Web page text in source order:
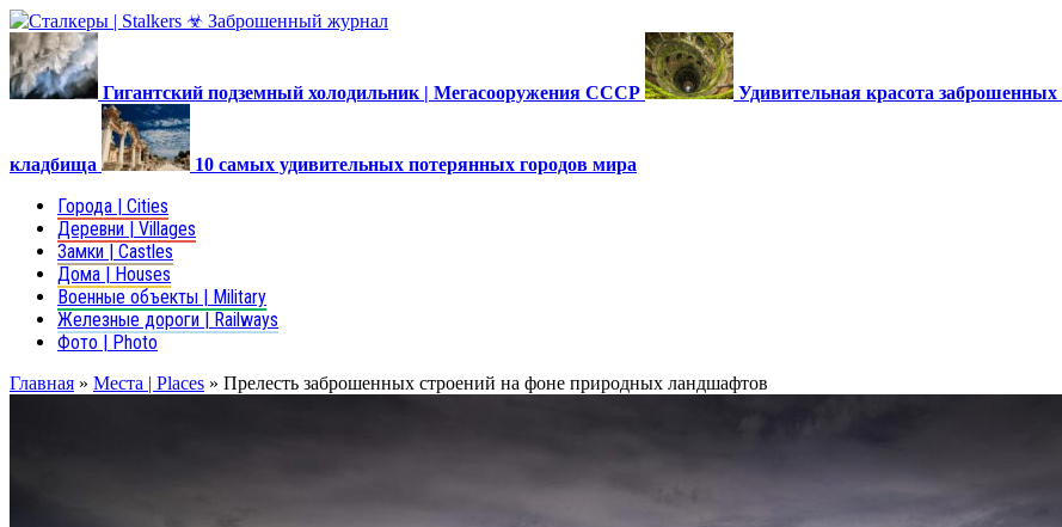
Гигантский подземный холодильник | Мегасооружения СССР Удивительная красота заброшенных
кладбища 10 самых удивительных потерянных городов мира
Города | Cities
Деревни | Villages
Замки | Castles
Дома | Houses
Военные объекты | Military
Железные дороги | Railways
Фото | Photo
Главная » Места | Places » Прелесть заброшенных строений на фоне природных ландшафтов